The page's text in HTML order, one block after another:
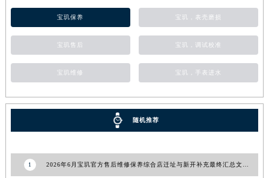
河南省商丘市梁园区神火大道宝玑售后服务中心（需提前预约）
河南省新乡市红旗区人民路宝玑售后服务中心（需提前预约）
河南省许昌市魏都区建安大道与八龙路交叉口宝玑售后服务中心（需提前预约）
河南省周口市川汇区七一路宝玑售后服务中心（需提前预约）
湖北省鄂州市鄂城区文星大道宝玑售后服务中心（需提前预约）
宝玑保养 宝玑，表壳磨损
宝玑售后 宝玑，调试校准
宝玑维修 宝玑，手表进水
随机推荐
1